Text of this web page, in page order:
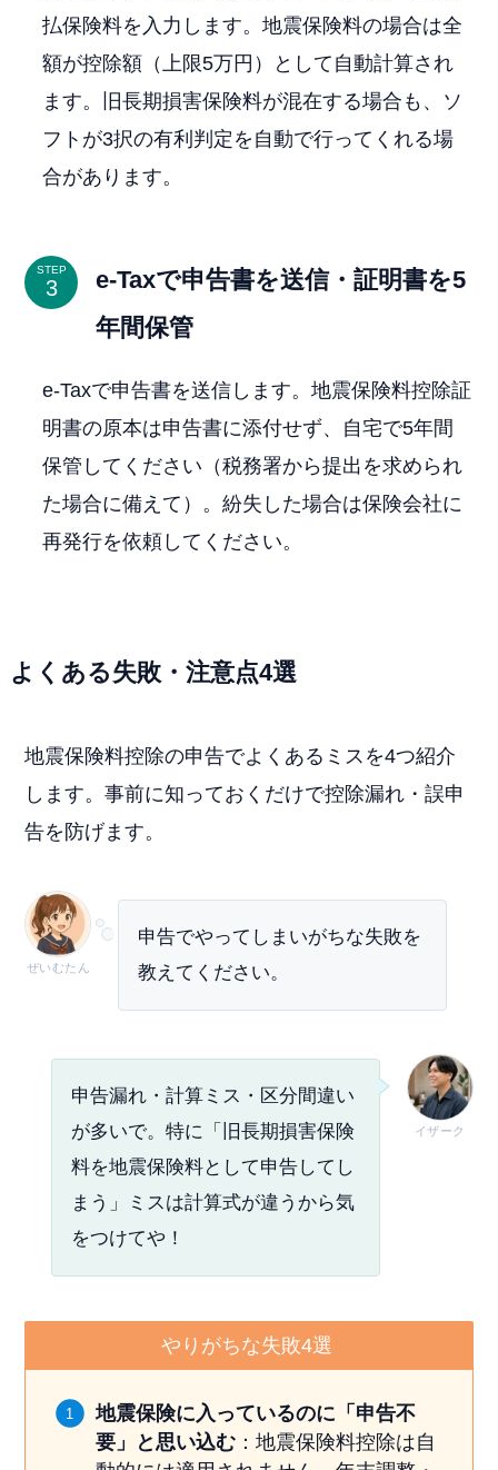
払保険料を入力します。地震保険料の場合は全
額が控除額（上限5万円）として自動計算され
ます。旧長期損害保険料が混在する場合も、ソ
フトが3択の有利判定を自動で行ってくれる場
合があります。
STEP
e-Taxで申告書を送信・証明書を5
年間保管
e-Taxで申告書を送信します。地震保険料控除証
明書の原本は申告書に添付せず、自宅で5年間
保管してください（税務署から提出を求められ
た場合に備えて）。紛失した場合は保険会社に
再発行を依頼してください。
よくある失敗・注意点4選
地震保険料控除の申告でよくあるミスを4つ紹介
します。事前に知っておくだけで控除漏れ・誤申
告を防げます。
ぜいむたん
申告でやってしまいがちな失敗を
教えてください。
イザーク
申告漏れ・計算ミス・区分間違い
が多いで。特に「旧長期損害保険
料を地震保険料として申告してし
まう」ミスは計算式が違うから気
をつけてや！
やりがちな失敗4選
地震保険に入っているのに「申告不
要」と思い込む ：地震保険料控除は自